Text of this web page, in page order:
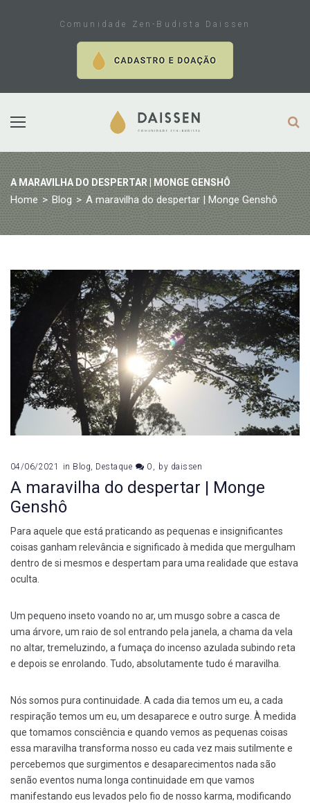
Comunidade Zen-Budista Daissen
A MARAVILHA DO DESPERTAR | MONGE GENSHÔ
Home > Blog > A maravilha do despertar | Monge Genshô
04/06/2021 in Blog Destaque 0 by daissen
A maravilha do despertar | Monge
Genshô
Para aquele que está praticando as pequenas e insignificantes
coisas ganham relevância e significado à medida que mergulham
dentro de si mesmos e despertam para uma realidade que estava
oculta.
Um pequeno inseto voando no ar, um musgo sobre a casca de
uma árvore, um raio de sol entrando pela janela, a chama da vela
no altar, tremeluzindo, a fumaça do incenso azulada subindo reta
e depois se enrolando. Tudo, absolutamente tudo é maravilha.
Nós somos pura continuidade. A cada dia temos um eu, a cada
respiração temos um eu, um desaparece e outro surge. À medida
que tomamos consciência e quando vemos as pequenas coisas
essa maravilha transforma nosso eu cada vez mais sutilmente e
percebemos que surgimentos e desaparecimentos nada são
senão eventos numa longa continuidade em que vamos
manifestando eus levados pelo fio de nosso karma, modificando